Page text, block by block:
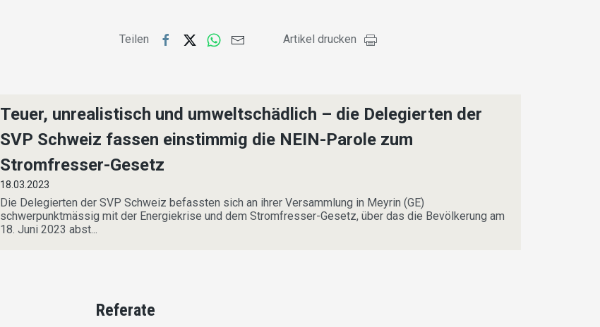
Teilen Artikel drucken
Teuer, unrealistisch und umweltschädlich – die Delegierten der
SVP Schweiz fassen einstimmig die NEIN-Parole zum
Stromfresser-Gesetz
18.03.2023
Die Delegierten der SVP Schweiz befassten sich an ihrer Versammlung in Meyrin (GE)
schwerpunktmässig mit der Energiekrise und dem Stromfresser-Gesetz, über das die Bevölkerung am
18. Juni 2023 abst...
Referate